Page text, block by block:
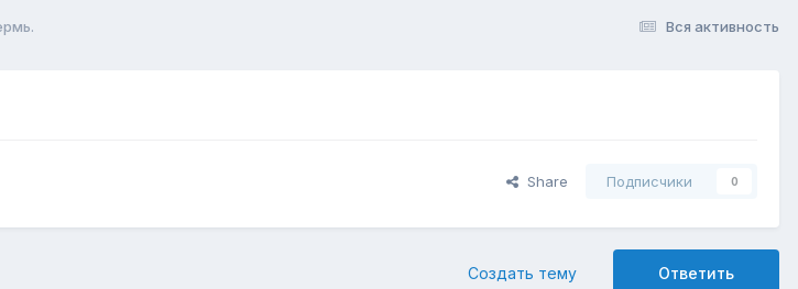
Вся активность
Share Подписчики 0
Ответить
Создать тему